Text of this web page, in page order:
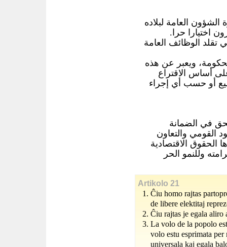
العامة لبلاده
اختيارا حرا.
الوظائف العامة
ويعبر عن هذه
أساس الاقتراع
أو حسب أي إجراء
في الضمانة
القومي والتعاون
الحقوق الاقتصادية
وللنمو الحر
Artikolo 21
Ĉiu homo rajtas
de libere elektitaj
Ĉiu rajtas je egala aliro
La volo de la popolo
volo estu esprimata
universala kaj egala